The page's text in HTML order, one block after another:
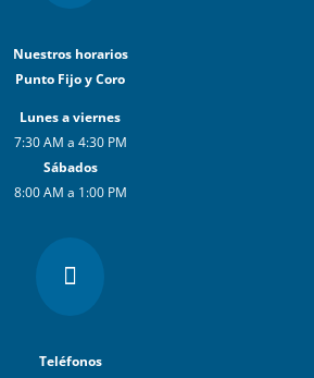
Nuestros horarios
Punto Fijo y Coro
Lunes a viernes
7:30 AM a 4:30 PM
Sábados
8:00 AM a 1:00 PM

Teléfonos